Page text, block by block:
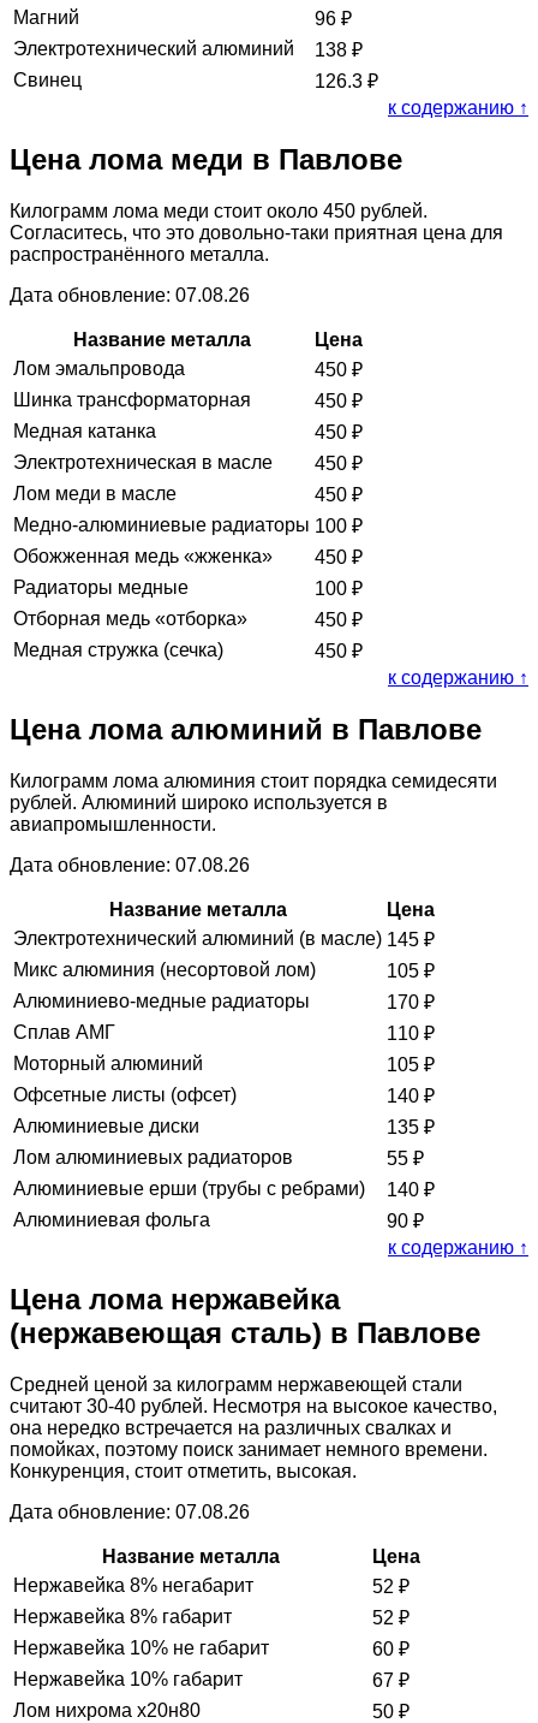
Магний
96 ₽
Электротехнический алюминий
138 ₽
Свинец
126.3 ₽
к содержанию ↑
Цена лома меди в Павлове
Килограмм лома меди стоит около 450 рублей.
Согласитесь, что это довольно-таки приятная цена для
распространённого металла.
Дата обновление: 07.08.26
Название металла
Цена
Лом эмальпровода
450 ₽
Шинка трансформаторная
450 ₽
Медная катанка
450 ₽
Электротехническая в масле
450 ₽
Лом меди в масле
450 ₽
Медно-алюминиевые радиаторы 100 ₽
Обожженная медь «жженка»
450 ₽
Радиаторы медные
100 ₽
Отборная медь «отборка»
450 ₽
Медная стружка (сечка)
450 ₽
к содержанию ↑
Цена лома алюминий в Павлове
Килограмм лома алюминия стоит порядка семидесяти
рублей. Алюминий широко используется в
авиапромышленности.
Дата обновление: 07.08.26
Название металла
Цена
Электротехнический алюминий (в масле) 145 ₽
Микс алюминия (несортовой лом)
105 ₽
Алюминиево-медные радиаторы
170 ₽
Сплав АМГ
110 ₽
Моторный алюминий
105 ₽
Офсетные листы (офсет)
140 ₽
Алюминиевые диски
135 ₽
Лом алюминиевых радиаторов
55 ₽
Алюминиевые ерши (трубы с ребрами)
140 ₽
Алюминиевая фольга
90 ₽
к содержанию ↑
Цена лома нержавейка
(нержавеющая сталь) в Павлове
Средней ценой за килограмм нержавеющей стали
считают 30-40 рублей. Несмотря на высокое качество,
она нередко встречается на различных свалках и
помойках, поэтому поиск занимает немного времени.
Конкуренция, стоит отметить, высокая.
Дата обновление: 07.08.26
Название металла
Цена
Нержавейка 8% негабарит
52 ₽
Нержавейка 8% габарит
52 ₽
Нержавейка 10% не габарит
60 ₽
Нержавейка 10% габарит
67 ₽
Лом нихрома х20н80
50 ₽